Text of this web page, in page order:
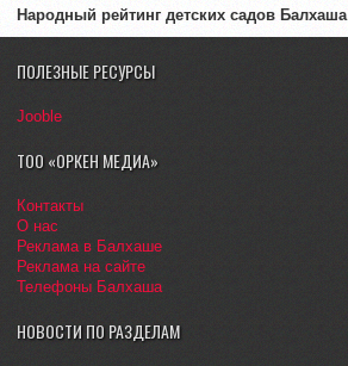
Народный рейтинг детских садов Балхаша
ПОЛЕЗНЫЕ РЕСУРСЫ
Jooble
ТОО «ОРКЕН МЕДИА»
Контакты
О нас
Реклама в Балхаше
Реклама на сайте
Телефоны Балхаша
НОВОСТИ ПО РАЗДЕЛАМ